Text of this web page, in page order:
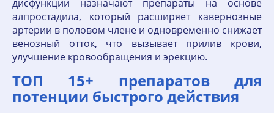
дисфункции назначают препараты на основе
алпростадила, который расширяет кавернозные
артерии в половом члене и одновременно снижает
венозный отток, что вызывает прилив крови,
улучшение кровообращения и эрекцию.
ТОП 15+ препаратов для
потенции быстрого действия